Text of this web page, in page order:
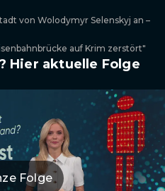
von Wolodymyr Selenskyj an –
auf Krim zerstört"
Hier aktuelle Folge
Folge